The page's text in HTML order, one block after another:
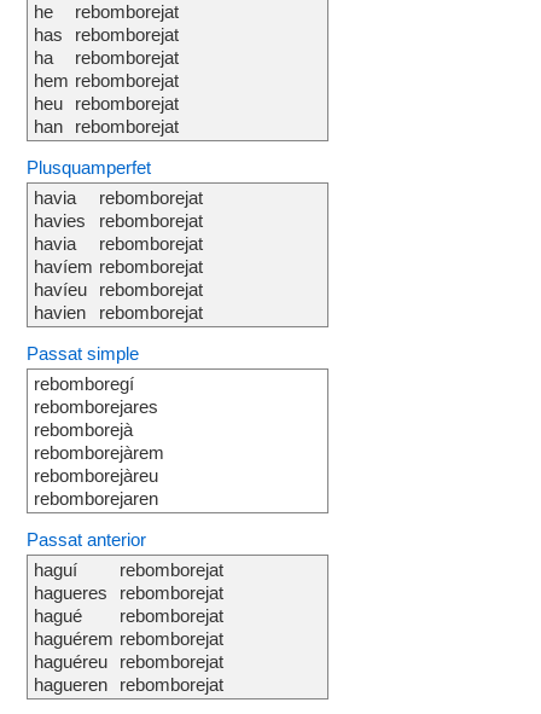
he
has
ha
hem
heu
han
rebomborejat
rebomborejat
rebomborejat
rebomborejat
rebomborejat
rebomborejat
Plusquamperfet
havia
havies
havia
havíem
havíeu
havien
rebomborejat
rebomborejat
rebomborejat
rebomborejat
rebomborejat
rebomborejat
Passat simple
rebomboregí
rebomborejares
rebomborejà
rebomborejàrem
rebomborejàreu
rebomborejaren
Passat anterior
haguí
hagueres
hagué
haguérem
haguéreu
hagueren
rebomborejat
rebomborejat
rebomborejat
rebomborejat
rebomborejat
rebomborejat